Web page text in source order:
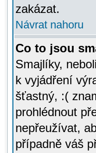
zakázat.
Návrat nahoru
Co to jsou
Smajlíky,
k vyjádření
šťastný, :(
prohlédnout
nepřeužívat,
případně váš